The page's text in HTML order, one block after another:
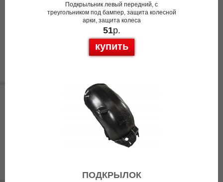
Подкрыльник левый передний, с
треугольником под бампер, защита колесной
арки, защита колеса
51р.
купить
ПОДКРЫЛОК